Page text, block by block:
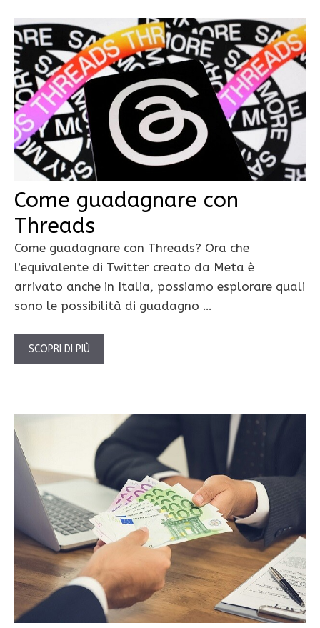
Come guadagnare con
Threads
Come guadagnare con Threads? Ora che
l’equivalente di Twitter creato da Meta è
arrivato anche in Italia, possiamo esplorare quali
sono le possibilità di guadagno …
SCOPRI DI PIÙ